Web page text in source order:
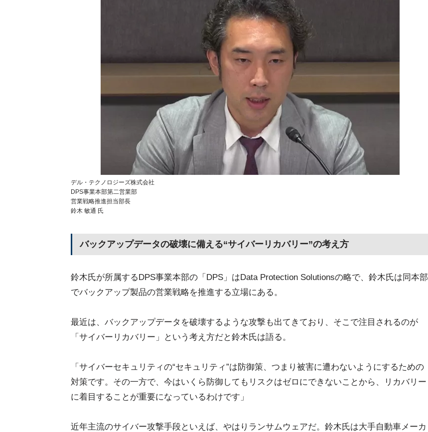
デル・テクノロジーズ株式会社
DPS事業本部第二営業部
営業戦略推進担当部長
鈴木 敏通 氏
バックアップデータの破壊に備える“サイバーリカバリー”の考え方
鈴木氏が所属するDPS事業本部の「DPS」はData Protection Solutionsの略で、鈴木氏は同本部
でバックアップ製品の営業戦略を推進する立場にある。
最近は、バックアップデータを破壊するような攻撃も出てきており、そこで注目されるのが
「サイバーリカバリー」という考え方だと鈴木氏は語る。
「サイバーセキュリティの“セキュリティ”は防御策、つまり被害に遭わないようにするための
対策です。その一方で、今はいくら防御してもリスクはゼロにできないことから、リカバリー
に着目することが重要になっているわけです」
近年主流のサイバー攻撃手段といえば、やはりランサムウェアだ。鈴木氏は大手自動車メーカ